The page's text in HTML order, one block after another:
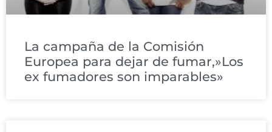
La campaña de la Comisión
Europea para dejar de fumar,»Los
ex fumadores son imparables»